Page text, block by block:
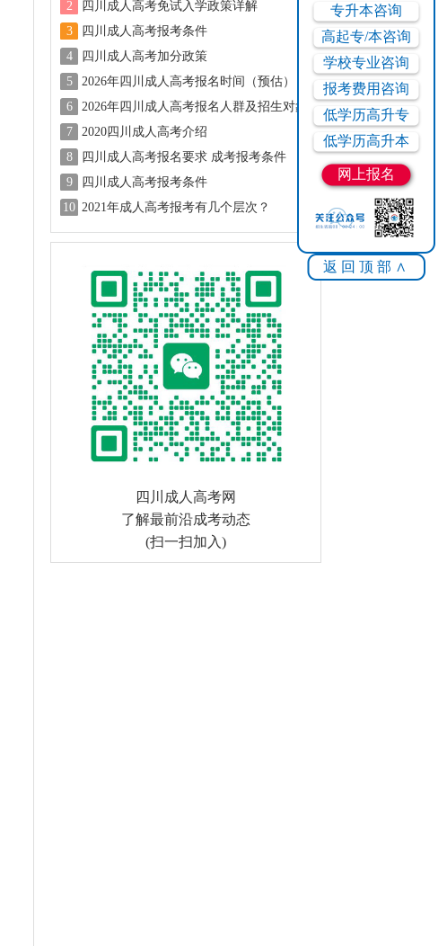
专升本咨询
高起专/本咨询
学校专业咨询
报考费用咨询
低学历高升专
低学历高升本
网上报名
返回顶部∧
2
四川成人高考免试入学政策详解
3
四川成人高考报考条件
4
四川成人高考加分政策
5
2026年四川成人高考报名时间（预估）
6
2026年四川成人高考报名人群及招生对象
7
2020四川成人高考介绍
8
四川成人高考报名要求 成考报考条件
9
四川成人高考报考条件
10 2021年成人高考报考有几个层次？
四川成人高考网
了解最前沿成考动态
(扫一扫加入)